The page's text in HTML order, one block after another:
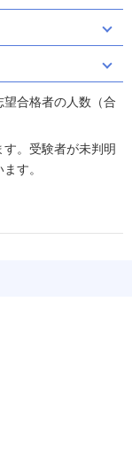
合格者の人数（合
。受験者が未判明
す。